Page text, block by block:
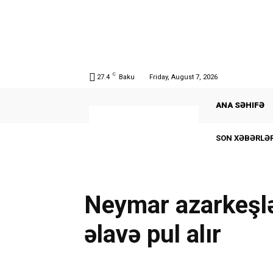
27.4 C Baku Friday, August 7, 2026
ANA SƏHIFƏ
SON
Neymar
əlavə pul alır